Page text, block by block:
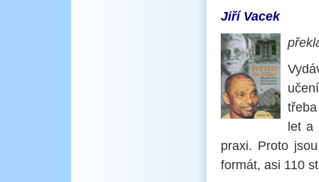
Jiří Vacek
let a
praxi. Proto
formát, asi 110